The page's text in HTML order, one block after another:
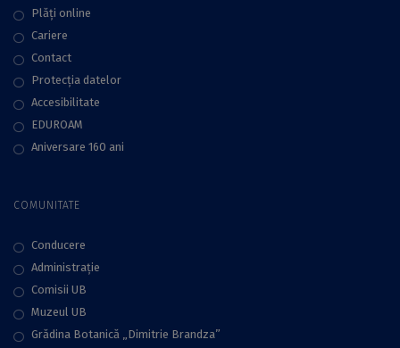
Plăţi online
Cariere
Contact
Protecţia datelor
Accesibilitate
EDUROAM
Aniversare 160 ani
COMUNITATE
Conducere
Administraţie
Comisii UB
Muzeul UB
Grădina Botanică „Dimitrie Brandza”